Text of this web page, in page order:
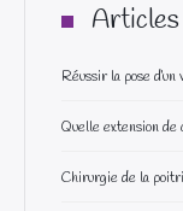
Réussir la pose
Quelle extension de
Chirurgie de la